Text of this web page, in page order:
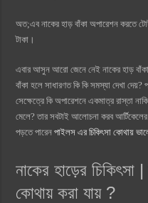
অত;এব নাকের হাড় বাঁকা অপারেশন করতে
টাকা।
এবার আসুন আরো জেনে নেই নাকের হাড়
বাঁকা হলে সাধারণত কি কি সমস্যা দেখা দেয়?
সেক্ষেত্রে কি অপারেশনে একমাত্র রাস্তা
মেলে? তার সবটাই আলোচনা করব
পড়তে পারেনপাইলস এর চিকিৎসা কোথায়
নাকের হাড়ের চিকিৎসা
কোথায় করা যায় ?